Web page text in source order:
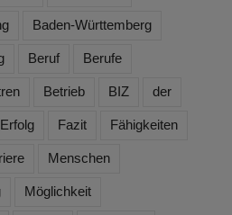
Baden-Württemberg
Beruf Berufe
Betrieb BIZ der
Erfolg Fazit Fähigkeiten
Menschen
Möglichkeit